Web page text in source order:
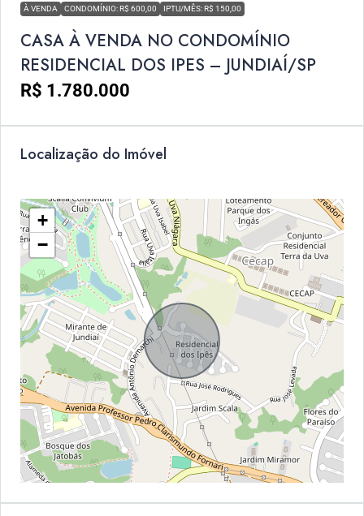
À VENDA CONDOMÍNIO: R$ 600,00 IPTU/MÊS: R$ 150,00
CASA À VENDA NO CONDOMÍNIO
RESIDENCIAL DOS IPES – JUNDIAÍ/SP
R$ 1.780.000
Localização do Imóvel
+
−